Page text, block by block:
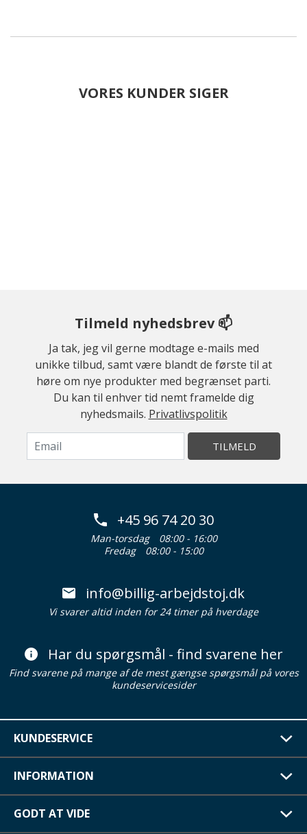
VORES KUNDER SIGER
Tilmeld nyhedsbrev 📫
Ja tak, jeg vil gerne modtage e-mails med
unikke tilbud, samt være blandt de første til at
høre om nye produkter med begrænset parti.
Du kan til enhver tid nemt framelde dig
nyhedsmails. Privatlivspolitik
TILMELD
+45 96 74 20 30
Man-torsdag
08:00 - 16:00
Fredag
08:00 - 15:00
info@billig-arbejdstoj.dk
Vi svarer altid inden for 24 timer på hverdage
Har du spørgsmål - find svarene her
Find svarene på mange af de mest gængse spørgsmål på vores
kundeservicesider
KUNDESERVICE
INFORMATION
GODT AT VIDE